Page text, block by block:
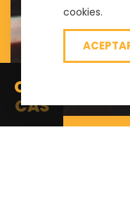
CAT
CAS
cookies.